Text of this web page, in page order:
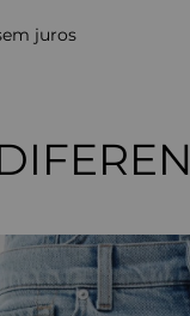
juros